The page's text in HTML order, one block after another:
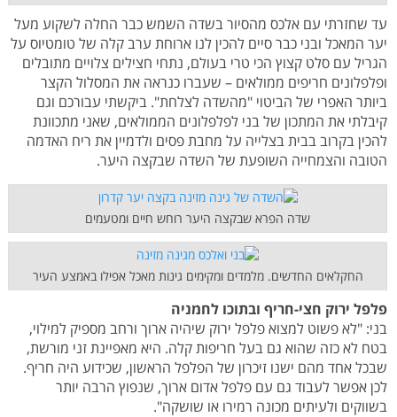
עד שחזרתי עם אלכס מהסיור בשדה השמש כבר החלה לשקוע מעל
יער המאכל ובני כבר סיים להכין לנו ארוחת ערב קלה של טומטיוס על
הגריל עם סלט קצוץ הכי טרי בעולם, נתחי חצילים צלויים מתובלים
ופלפלונים חריפים ממולאים – שעברו כנראה את המסלול הקצר
ביותר האפרי של הביטוי "מהשדה לצלחת". ביקשתי עבורכם וגם
קיבלתי את המתכון של בני לפלפלונים הממולאים, שאני מתכוונת
להכין בקרוב בבית בצלייה על מחבת פסים ולדמיין את ריח האדמה
הטובה והצמחייה השופעת של השדה שבקצה היער.
שדה הפרא שבקצה היער רוחש חיים ומטעמים
החקלאים החדשים. מלמדים ומקימים גינות מאכל אפילו באמצע העיר
פלפל ירוק חצי-חריף ובתוכו לחמניה
בני: "לא פשוט למצוא פלפל ירוק שיהיה ארוך ורחב מספיק למילוי,
בטח לא כזה שהוא גם בעל חריפות קלה. היא מאפיינת זני מורשת,
שבכל אחד מהם ישנו זיכרון של הפלפל הראשון, שכידוע היה חריף.
לכן אפשר לעבוד גם עם פלפל אדום ארוך, שנפוץ הרבה יותר
בשווקים ולעיתים מכונה רמירו או שושקה".